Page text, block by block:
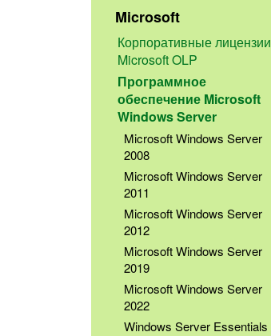
Microsoft
Корпоративные лицензии
Microsoft OLP
Программное
обеспечение Microsoft
Windows Server
Microsoft Windows Server
2008
Microsoft Windows Server
2011
Microsoft Windows Server
2012
Microsoft Windows Server
2019
Microsoft Windows Server
2022
Windows Server Essentials